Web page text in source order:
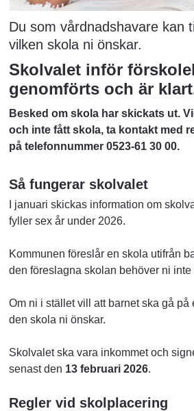
Du som vårdnadshavare kan
vilken skola ni önskar.
Skolvalet inför
genomförts och är
Besked om skola har skickats ut.
och inte fått skola, ta kontakt med
på telefonnummer 0523-61 30 00.
Så fungerar skolvalet
I januari skickas information om
fyller sex år under 2026.
Kommunen föreslår en skola utifrån
den föreslagna skolan behöver ni inte
Om ni i stället vill att barnet ska gå på
den skola ni önskar.
Skolvalet ska vara inkommet och
senast den 13 februari 2026.
Regler vid skolplacering
öppnas i nytt fönster.